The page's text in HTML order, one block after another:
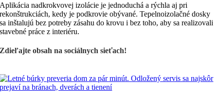
Aplikácia nadkrokvovej izolácie je jednoduchá a rýchla aj pri
rekonštrukciách, kedy je podkrovie obývané. Tepelnoizolačné dosky
sa inštalujú bez potreby zásahu do krovu i bez toho, aby sa realizovali
stavebné práce z interiéru.
Zdieľajte obsah na sociálnych sieťach!